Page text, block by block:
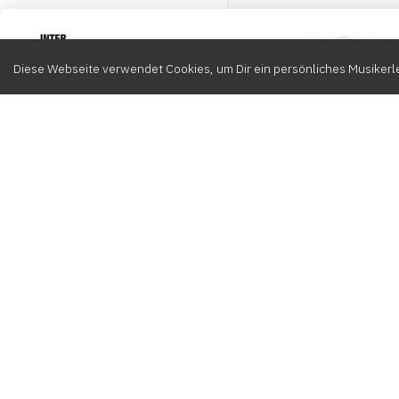
Diese Webseite verwendet Cookies, um Dir ein persönliches